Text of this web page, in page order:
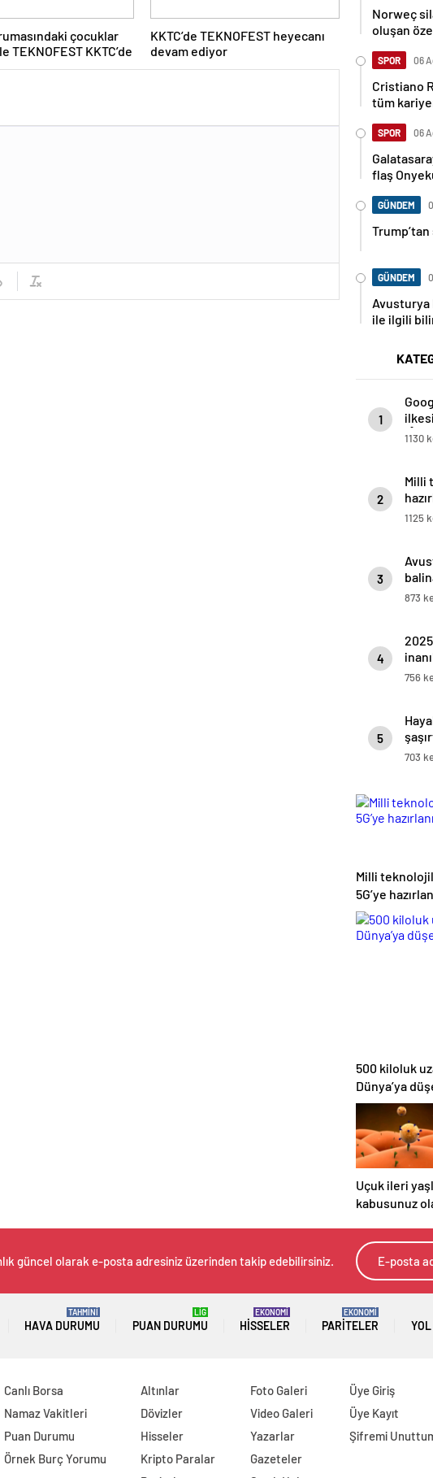
çocuklar
TEKNOFEST KKTC’de
KKTC’de TEKNOFEST heyecanı
devam ediyor
Norweç
oluşan
SPOR 06
Cristiano
tüm
SPOR 06
flaş
GÜNDEM
GÜNDEM
Avusturya
ile ilgili
1
iÅe
1130
2
Milli
1125
3
öldü
873
4
2025
756
5
703
Milli
5G’ye
500 kiloluk
Dünya’ya
Uçuk ileri
kabusunuz
güncel olarak e-posta adresiniz üzerinden takip edebilirsiniz.
HAVA DURUMU
TAHMİNİ
PUAN DURUMU
LİG
HISSELER
EKONOMİ
PARITELER
EKONOMİ
Canlı Borsa
Namaz Vakitleri
Puan Durumu
Örnek Burç Yorumu
Altınlar
Dövizler
Hisseler
Kripto Paralar
Foto Galeri
Video Galeri
Yazarlar
Gazeteler
Üye Giriş
Üye Kayıt
Şifremi